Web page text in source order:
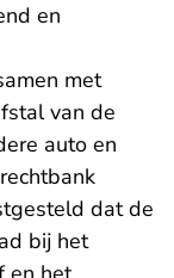
en
met
van de
auto en
dat de
bij het